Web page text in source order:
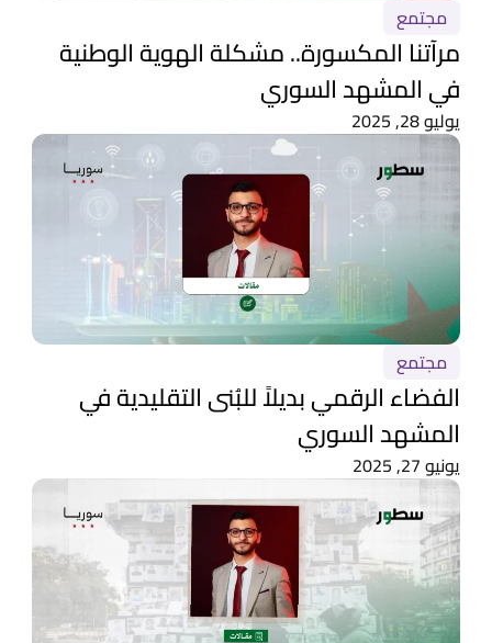
مجتمع
مرآتنا المكسورة.. مشكلة الهوية الوطنية
في المشهد السوري
يوليو 28, 2025
مجتمع
الفضاء الرقمي بديلاً للبُنى التقليدية في
المشهد السوري
يونيو 27, 2025